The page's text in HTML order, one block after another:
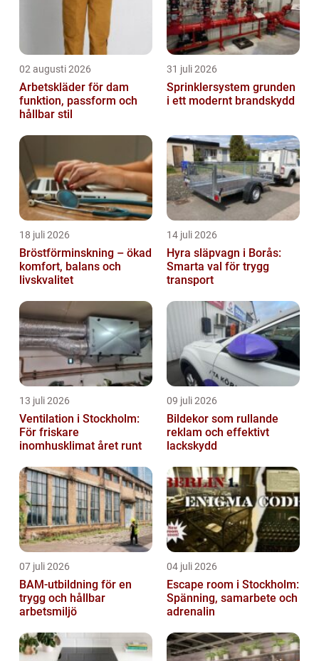
02 augusti 2026
Arbetskläder för dam
funktion, passform och
hållbar stil
31 juli 2026
Sprinklersystem grunden
i ett modernt brandskydd
18 juli 2026
Bröstförminskning – ökad
komfort, balans och
livskvalitet
14 juli 2026
Hyra släpvagn i Borås:
Smarta val för trygg
transport
13 juli 2026
Ventilation i Stockholm:
För friskare
inomhusklimat året runt
09 juli 2026
Bildekor som rullande
reklam och effektivt
lackskydd
07 juli 2026
BAM-utbildning för en
trygg och hållbar
arbetsmiljö
04 juli 2026
Escape room i Stockholm:
Spänning, samarbete och
adrenalin